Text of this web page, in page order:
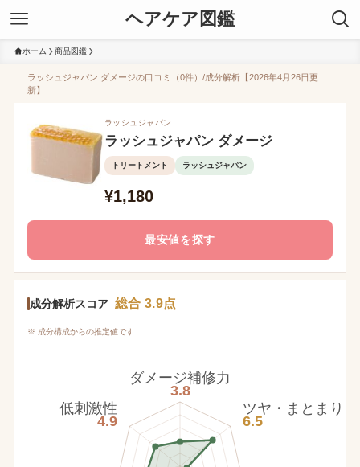
ヘアケア図鑑
ホーム 商品図鑑
ラッシュジャパン ダメージの口コミ（0件）/成分解析【2026年4月26日更
新】
ラッシュジャパン
ラッシュジャパン ダメージ
トリートメント ラッシュジャパン
¥1,180
最安値を探す
成分解析スコア 総合 3.9点
※ 成分構成からの推定値です
ダメージ補修力
3.8
ツヤ・まとまり
6.5
低刺激性
4.9